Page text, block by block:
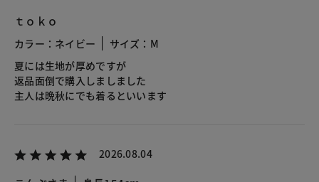
ｔｏｋｏ
カラー：ネイビー
サイズ：M
夏には生地が厚めですが
返品面倒で購入しましました
主人は晩秋にでも着るといいます
2026.08.04